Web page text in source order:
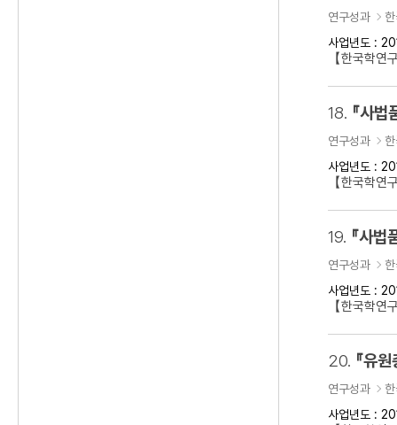
연구성과
사업년도 :
【한국학
18. 『사
연구성과
사업년도 :
【한국학
19. 『사법
연구성과
사업년도 :
【한국학
20. 『유
연구성과
사업년도 :